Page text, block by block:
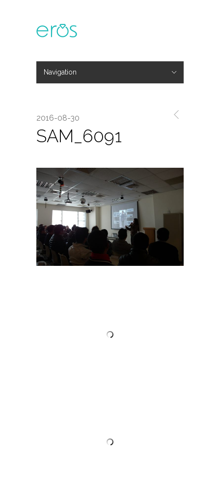
Navigation
2016-08-30
SAM_6091